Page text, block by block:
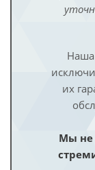
Наша
их
Мы не